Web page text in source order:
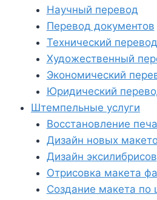
Научный перевод
Перевод документов
Технический перевод
Художественный
Экономический
Юридический
Штемпельные услуги
Восстановление
Дизайн новых
Дизайн эксилибрисов
Отрисовка макета
Создание макета по